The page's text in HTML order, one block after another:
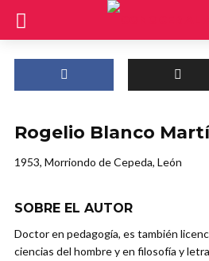
Rogelio Blanco
1953, Morriondo de Cepeda, León
SOBRE EL AUTOR
Doctor en pedagogía, es también
ciencias del hombre y en filosofía y